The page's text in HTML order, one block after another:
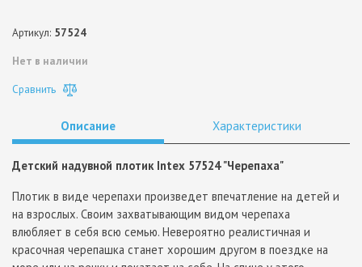
Артикул: 57524
Нет в наличии
Сравнить
Описание Характеристики
Детский надувной плотик Intex 57524 "Черепаха"
Плотик в виде черепахи произведет впечатление на детей и
на взрослых. Своим захватывающим видом черепаха
влюбляет в себя всю семью. Невероятно реалистичная и
красочная черепашка станет хорошим другом в поездке на